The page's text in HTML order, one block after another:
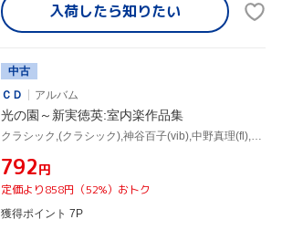
入荷したら知りたい
中古
ＣＤ
アルバム
光の園～新実徳英:室内楽作品集
クラシック,(クラシック),神谷百子(vib),中野真理(fl),中川俊郎(p),新実真琴(Br),田中瑤子(p),松原勝也(vn),山本千鶴(vn)
¥792円
定価より858円（52%）おトク
獲得ポイント 7P